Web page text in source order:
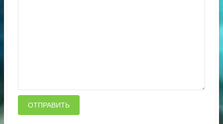
ОТПРАВИТЬ